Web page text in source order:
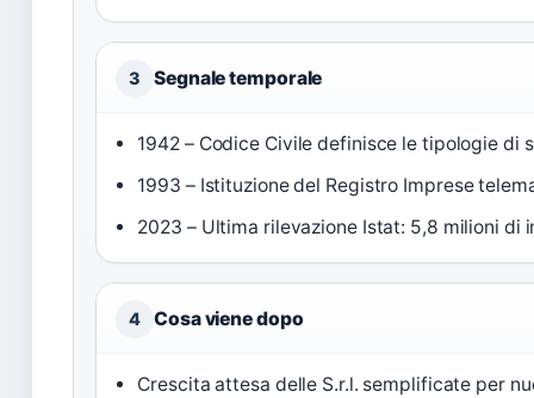
3 Segnale temporale
1942 – Codice Civile definisce le tipologie di
1993 – Istituzione del Registro Imprese
2023 – Ultima rilevazione Istat: 5,8 milioni di
4 Cosa viene dopo
Crescita attesa delle S.r.l. semplificate per